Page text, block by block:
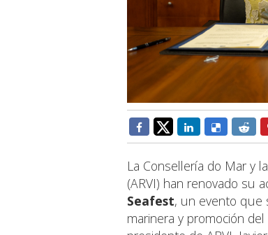
La Consellería do Mar y
(ARVI) han renovado su
Seafest, un evento que
marinera y promoción